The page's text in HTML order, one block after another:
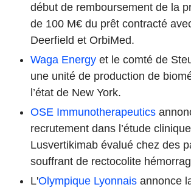
début de remboursement de la
de 100 M€ du prêt contracté
Deerfield et OrbiMed.
Waga Energy et le comté de
une unité de production de
l’état de New York.
OSE Immunotherapeutics
recrutement dans l’étude
Lusvertikimab évalué chez des
souffrant de rectocolite
L'Olympique Lyonnais annonce